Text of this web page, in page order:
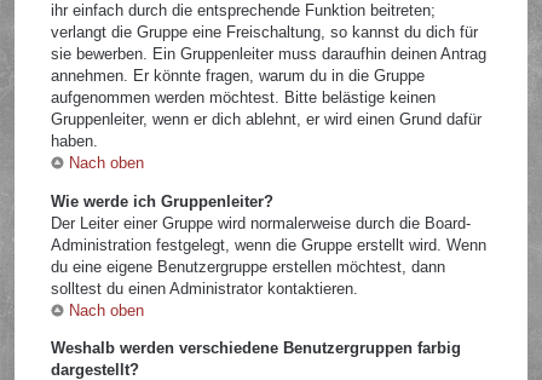
ihr einfach durch die entsprechende Funktion beitreten;
verlangt die Gruppe eine Freischaltung, so kannst du dich für
sie bewerben. Ein Gruppenleiter muss daraufhin deinen Antrag
annehmen. Er könnte fragen, warum du in die Gruppe
aufgenommen werden möchtest. Bitte belästige keinen
Gruppenleiter, wenn er dich ablehnt, er wird einen Grund dafür
haben.
Nach oben
Wie werde ich Gruppenleiter?
Der Leiter einer Gruppe wird normalerweise durch die Board-
Administration festgelegt, wenn die Gruppe erstellt wird. Wenn
du eine eigene Benutzergruppe erstellen möchtest, dann
solltest du einen Administrator kontaktieren.
Nach oben
Weshalb werden verschiedene Benutzergruppen farbig
dargestellt?